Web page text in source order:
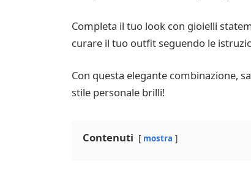
Completa il tuo look con gioielli
curare il tuo outfit seguendo le
Con questa elegante combinazione,
stile personale brilli!
Contenuti mostra